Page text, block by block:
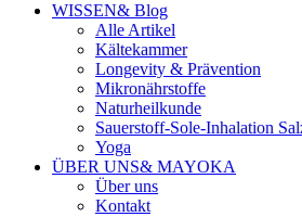
WISSEN& Blog
Alle Artikel
Kältekammer
Longevity & Prävention
Mikronährstoffe
Naturheilkunde
Sauerstoff-Sole-Inhalation
Yoga
ÜBER UNS& MAYOKA
Über uns
Kontakt